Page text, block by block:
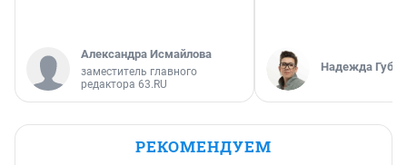
Александра Исмайлова
заместитель главного
редактора 63.RU
Надежда
РЕКОМЕНДУЕМ